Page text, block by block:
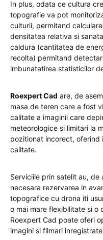
In plus, odata ce cultura
topografie va pot
culturii, permitand
densitatea relativa si
caldura (cantitatea de
recolta) permitand
imbunatatirea statisticilor
Roexpert Cad are, de
masa de teren care a fost
calitate a imaginii care
meteorologice si limitari la
pozitionat incorect, oferind
calitate.
Serviciile prin satelit au,
necesara rezervarea in
topografice cu drona iti
o mai mare flexibilitate si o
Roexpert Cad poate oferi
imagini si filmari